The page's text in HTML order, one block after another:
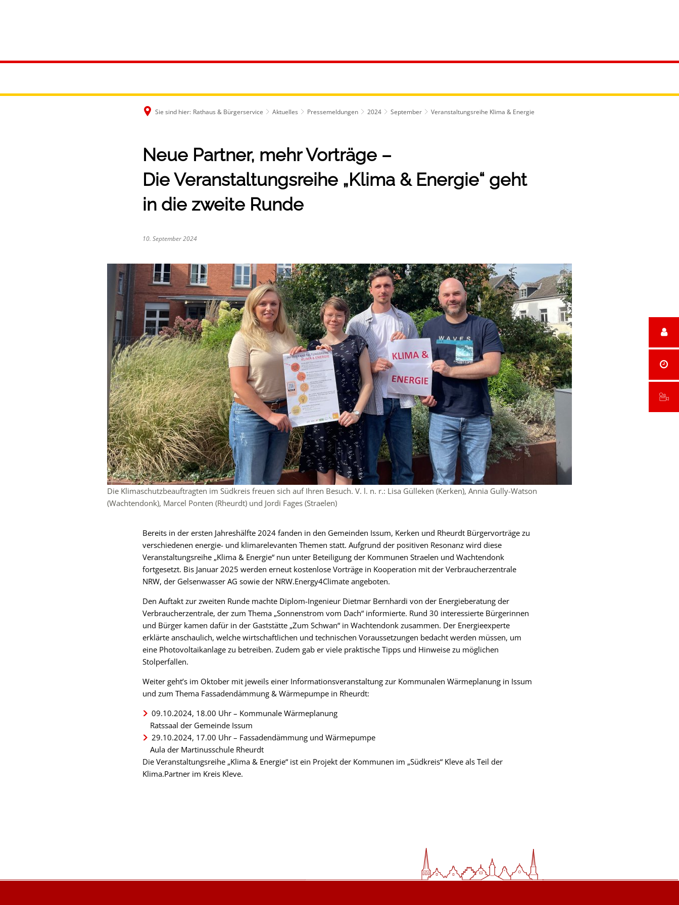
Sie sind hier: Rathaus & Bürgerservice Aktuelles Pressemeldungen 2024 September Veranstaltungsreihe Klima & Energie
Neue Partner, mehr Vorträge –
Die Veranstaltungsreihe „Klima & Energie“ geht
in die zweite Runde
10. September 2024
Die Klimaschutzbeauftragten im Südkreis freuen sich auf Ihren Besuch. V. l. n. r.: Lisa Gülleken (Kerken), Annia Gully-Watson
(Wachtendonk), Marcel Ponten (Rheurdt) und Jordi Fages (Straelen)
Bereits in der ersten Jahreshälfte 2024 fanden in den Gemeinden Issum, Kerken und Rheurdt Bürgervorträge zu
verschiedenen energie- und klimarelevanten Themen statt. Aufgrund der positiven Resonanz wird diese
Veranstaltungsreihe „Klima & Energie“ nun unter Beteiligung der Kommunen Straelen und Wachtendonk
fortgesetzt. Bis Januar 2025 werden erneut kostenlose Vorträge in Kooperation mit der Verbraucherzentrale
NRW, der Gelsenwasser AG sowie der NRW.Energy4Climate angeboten.
Den Auftakt zur zweiten Runde machte Diplom-Ingenieur Dietmar Bernhardi von der Energieberatung der
Verbraucherzentrale, der zum Thema „Sonnenstrom vom Dach“ informierte. Rund 30 interessierte Bürgerinnen
und Bürger kamen dafür in der Gaststätte „Zum Schwan“ in Wachtendonk zusammen. Der Energieexperte
erklärte anschaulich, welche wirtschaftlichen und technischen Voraussetzungen bedacht werden müssen, um
eine Photovoltaikanlage zu betreiben. Zudem gab er viele praktische Tipps und Hinweise zu möglichen
Stolperfallen.
Weiter geht’s im Oktober mit jeweils einer Informationsveranstaltung zur Kommunalen Wärmeplanung in Issum
und zum Thema Fassadendämmung & Wärmepumpe in Rheurdt:
09.10.2024, 18.00 Uhr – Kommunale Wärmeplanung
Ratssaal der Gemeinde Issum
29.10.2024, 17.00 Uhr – Fassadendämmung und Wärmepumpe
Aula der Martinusschule Rheurdt
Die Veranstaltungsreihe „Klima & Energie“ ist ein Projekt der Kommunen im „Südkreis“ Kleve als Teil der
Klima.Partner im Kreis Kleve.